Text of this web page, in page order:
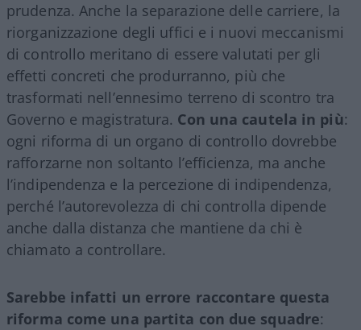
prudenza. Anche la separazione delle carriere, la
riorganizzazione degli uffici e i nuovi meccanismi
di controllo meritano di essere valutati per gli
effetti concreti che produrranno, più che
trasformati nell’ennesimo terreno di scontro tra
Governo e magistratura. Con una cautela in più:
ogni riforma di un organo di controllo dovrebbe
rafforzarne non soltanto l’efficienza, ma anche
l’indipendenza e la percezione di indipendenza,
perché l’autorevolezza di chi controlla dipende
anche dalla distanza che mantiene da chi è
chiamato a controllare.
Sarebbe infatti un errore raccontare questa
riforma come una partita con due squadre: